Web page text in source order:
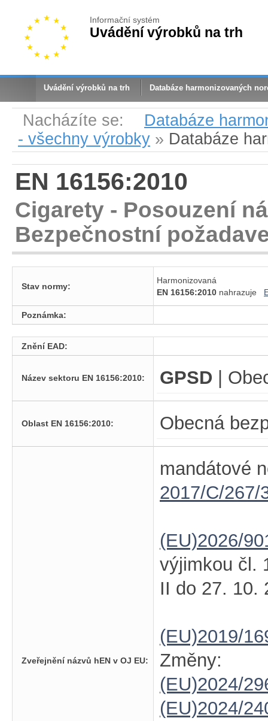
Informační systém
Uvádění výrobků na trh
Uvádění výrobků na trh Databáze harmonizovaných
Nacházíte se:
Databáze
- všechny výrobky » Databáze
EN 16156:2010
Cigarety - Posouzení
Bezpečnostní
Stav normy:
Harmonizovaná
EN 16156:2010 nahrazuje
Poznámka:
Znění EAD:
Název sektoru EN 16156:2010: GPSD |
Oblast EN 16156:2010: Obecná
Zveřejnění názvů hEN v OJ EU:
mandátové
2017/C/267/
(EU)2026/
výjimkou čl.
II do 27. 10.
(EU)2019/
Změny:
(EU)2024/
(EU)2024/